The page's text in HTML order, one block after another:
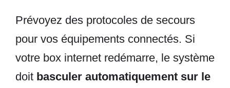
Prévoyez des protocoles de secours
pour vos équipements connectés. Si
votre box internet redémarre, le système
doit basculer automatiquement sur le